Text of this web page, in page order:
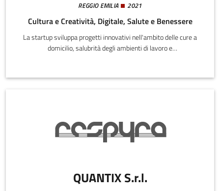
REGGIO EMILIA 2021
Cultura e Creatività, Digitale, Salute e Benessere
La startup sviluppa progetti innovativi nell'ambito delle cure a
domicilio, salubrità degli ambienti di lavoro e
QUANTIX S.r.l.